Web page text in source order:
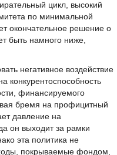
цикл, высокий
по минимальной
окончательное решение о
быть намного ниже,
негативное воздействие
конкурентоспособность
финансируемого
бремя на профицитный
давление на
он выходит за рамки
эта политика не
покрываемые фондом,